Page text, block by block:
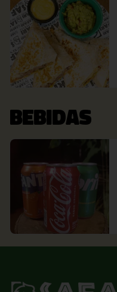
BEBIDAS